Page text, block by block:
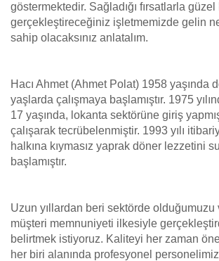
göstermektedir. Sağladığı fırsatlarla
gerçekleştireceğiniz işletmemizde gelin
sahip olacaksınız anlatalım.
Hacı Ahmet (Ahmet Polat) 1958 yaşında
yaşlarda çalışmaya başlamıştır. 1975
17 yaşında, lokanta sektörüne giriş
çalışarak tecrübelenmiştir. 1993 yılı
halkına kıymasız yaprak döner lezzetini
başlamıştır.
Uzun yıllardan beri sektörde
müşteri memnuniyeti ilkesiyle
belirtmek istiyoruz. Kaliteyi her zaman
her biri alanında profesyonel